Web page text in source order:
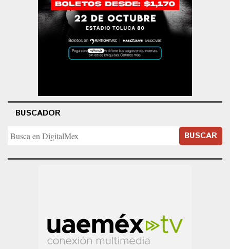
BUSCADOR
BUSCAR